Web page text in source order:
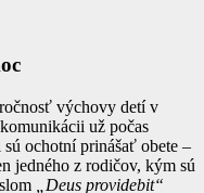
výchovy detí v
už počas
ochotní prinášať obete –
jedného z rodičov, kým sú
„Deus providebit“